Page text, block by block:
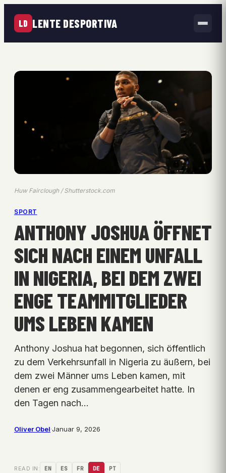
LD LENTE DESPORTIVA
Huw Fairclough / Shutterstock.com
SPORT
ANTHONY JOSHUA ÖFFNET
SICH NACH EINEM UNFALL
IN NIGERIA, BEI DEM ZWEI
ENGE TEAMMITGLIEDER
UMS LEBEN KAMEN
Anthony Joshua hat begonnen, sich öffentlich
zu dem Verkehrsunfall in Nigeria zu äußern, bei
dem zwei Männer ums Leben kamen, mit
denen er eng zusammengearbeitet hatte. In
den Tagen nach…
Oliver Obel·Januar 9, 2026
READ IN: EN ES FR DE PT